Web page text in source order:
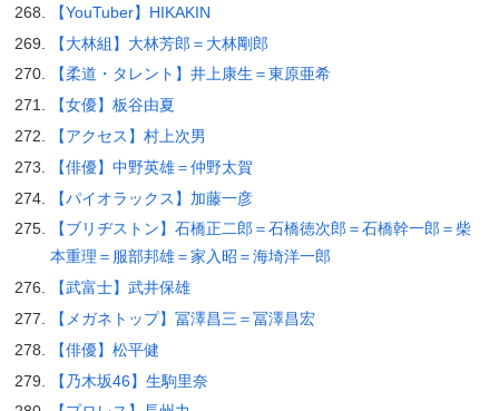
【YouTuber】HIKAKIN
【大林組】大林芳郎＝大林剛郎
【柔道・タレント】井上康生＝東原亜希
【女優】板谷由夏
【アクセス】村上次男
【俳優】中野英雄＝仲野太賀
【パイオラックス】加藤一彦
【ブリヂストン】石橋正二郎＝石橋徳次郎＝石橋幹一郎＝柴
本重理＝服部邦雄＝家入昭＝海埼洋一郎
【武富士】武井保雄
【メガネトップ】冨澤昌三＝冨澤昌宏
【俳優】松平健
【乃木坂46】生駒里奈